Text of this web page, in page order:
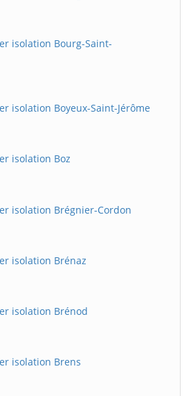
isolation Bourg-Saint-
isolation Boyeux-Saint-Jérôme
isolation Boz
isolation Brégnier-Cordon
isolation Brénaz
isolation Brénod
isolation Brens